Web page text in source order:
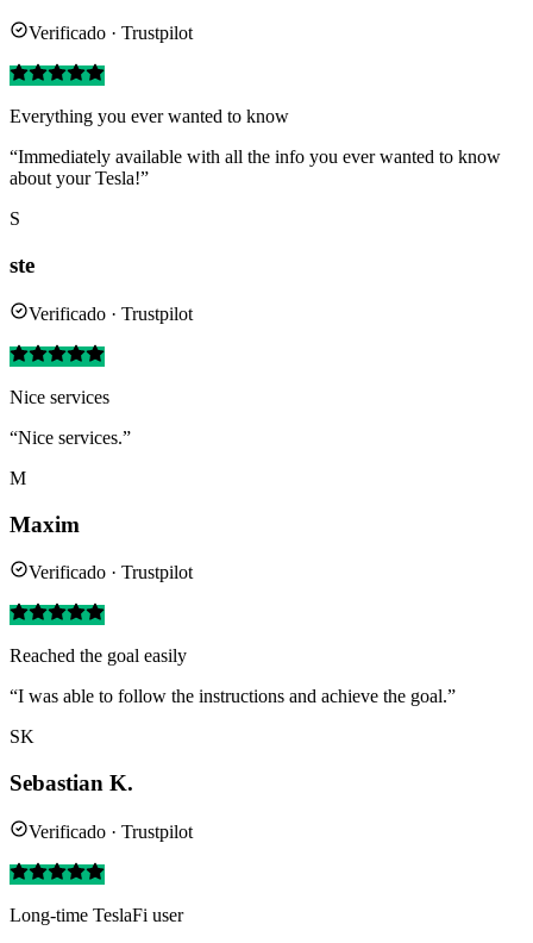
Verificado · Trustpilot
Everything you ever wanted to know
“Immediately available with all the info you ever wanted to know
about your Tesla!”
S
ste
Verificado · Trustpilot
Nice services
“Nice services.”
M
Maxim
Verificado · Trustpilot
Reached the goal easily
“I was able to follow the instructions and achieve the goal.”
SK
Sebastian K.
Verificado · Trustpilot
Long-time TeslaFi user